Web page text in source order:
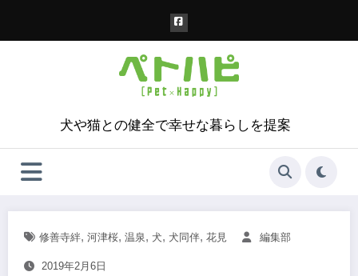
犬や猫との健全で幸せな暮らしを提案
修善寺絆, 河津桜, 温泉, 犬, 犬同伴, 花見 編集部
2019年2月6日